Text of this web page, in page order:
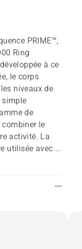
PRIME™,
Ring
à ce
le corps
niveaux de
simple
de
combiner le
activité. La
utilisée avec le
besoins se